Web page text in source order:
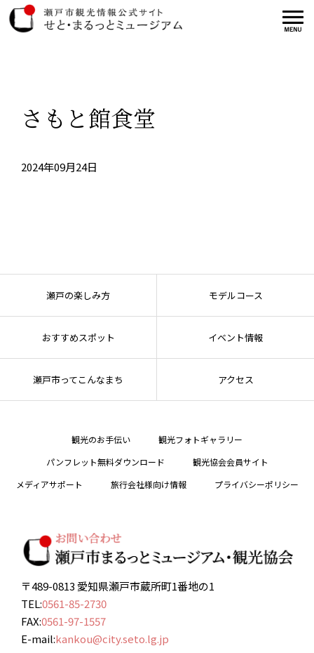
さもと館食堂
2024年09月24日
瀬戸の楽しみ方 モデルコース
おすすめスポット イベント情報
瀬戸市ってこんなまち アクセス
観光のお手伝い
観光フォトギャラリー
パンフレット無料ダウンロード
観光協会会員サイト
メディアサポート
旅行会社様向け情報 プライバシーポリシー
〒489-0813 愛知県瀬戸市蔵所町1番地の1
TEL:0561-85-2730
FAX:0561-97-1557
E-mail:kankou@city.seto.lg.jp